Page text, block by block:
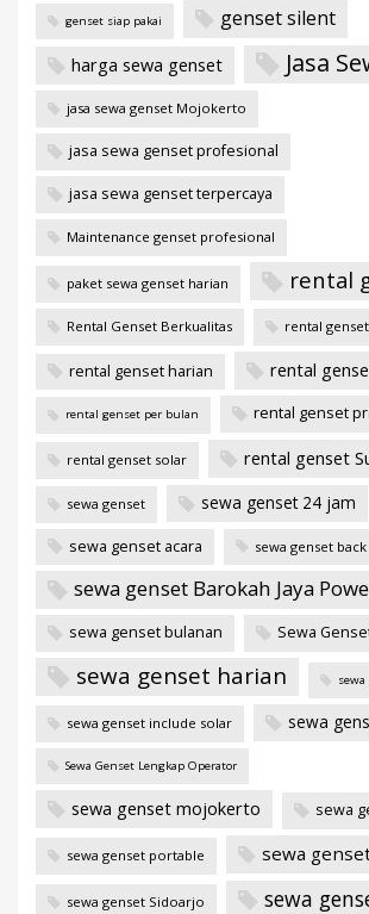
genset siap pakai genset silent
harga sewa genset Jasa
jasa sewa genset Mojokerto
jasa sewa genset profesional
jasa sewa genset terpercaya
Maintenance genset profesional
paket sewa genset harian rental
Rental Genset Berkualitas rental
rental genset harian rental
rental genset per bulan rental genset
rental genset solar rental genset
sewa genset sewa genset 24 jam
sewa genset acara sewa genset
sewa genset Barokah Jaya
sewa genset bulanan Sewa
sewa genset harian
sewa genset include solar sewa
Sewa Genset Lengkap Operator
sewa genset mojokerto sewa
sewa genset portable sewa
sewa genset Sidoarjo
sewa